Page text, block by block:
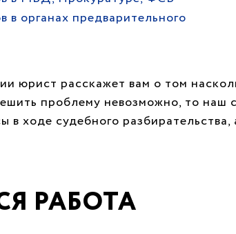
в органах предварительного
юрист расскажет вам о том
проблему невозможно, то
в ходе судебного
РАБОТА